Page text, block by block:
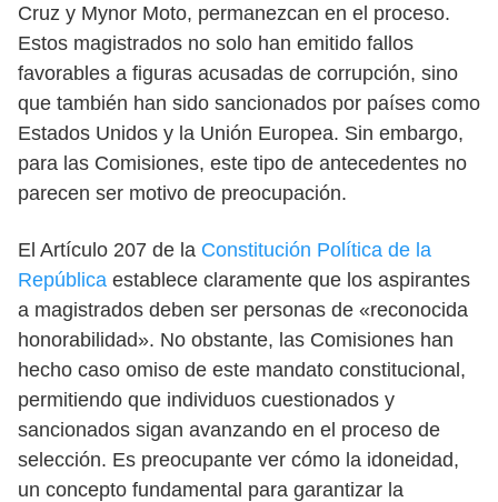
Cruz y Mynor Moto, permanezcan en el proceso.
Estos magistrados no solo han emitido fallos
favorables a figuras acusadas de corrupción, sino
que también han sido sancionados por países como
Estados Unidos y la Unión Europea. Sin embargo,
para las Comisiones, este tipo de antecedentes no
parecen ser motivo de preocupación.
El Artículo 207 de la Constitución Política de la
República establece claramente que los aspirantes
a magistrados deben ser personas de «reconocida
honorabilidad». No obstante, las Comisiones han
hecho caso omiso de este mandato constitucional,
permitiendo que individuos cuestionados y
sancionados sigan avanzando en el proceso de
selección. Es preocupante ver cómo la idoneidad,
un concepto fundamental para garantizar la